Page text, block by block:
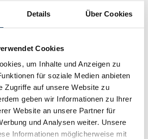
Details Über Cookies
Cookies
um Inhalte und Anzeigen zu
für soziale Medien anbieten
Zugriffe auf unsere Website zu
geben wir Informationen zu Ihrer
Website an unsere Partner für
und Analysen weiter. Unsere
Informationen möglicherweise mit